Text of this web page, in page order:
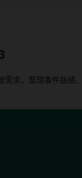
求，整理事件脉络